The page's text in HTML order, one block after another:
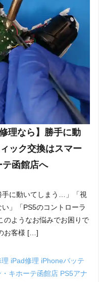
理なら】勝手に動
ック交換はスマー
テ函館店へ
手に動いてしまう…」「視
」「PS5のコントローラ
のようなお悩みでお困りで
お客様 […]
iPad修理 iPhoneバッテ
キホーテ函館店 PS5アナ